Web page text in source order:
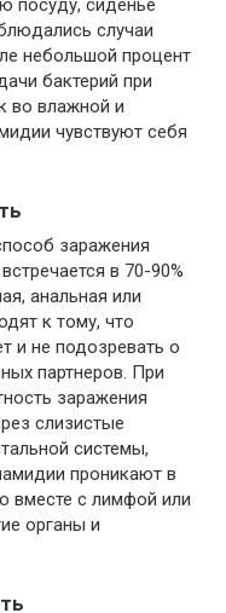
посуду, сиденье
случаи
небольшой процент
бактерий при
во влажной и
чувствуют себя
заражения
в 70-90%
анальная или
к тому, что
и не подозревать о
партнеров. При
заражения
слизистые
системы,
проникают в
вместе с лимфой или
органы и